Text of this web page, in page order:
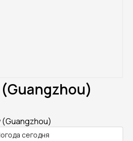
(Guangzhou)
(Guangzhou)
сегодня